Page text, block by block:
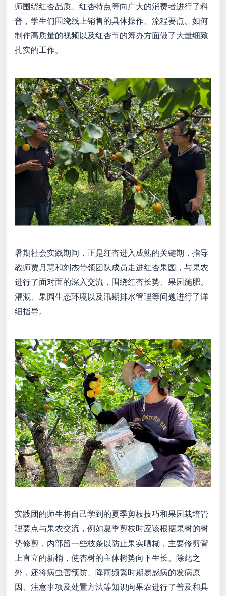
师围绕红杏品质、红杏特点等向广大的消费者进行了科
普，学生们围绕线上销售的具体操作、流程要点、如何
制作高质量的视频以及红杏节的筹办方面做了大量细致
扎实的工作。
暑期社会实践期间，正是红杏进入成熟的关键期，指导
教师贾月慧和刘杰带领团队成员走进红杏果园，与果农
进行了面对面的深入交流，围绕红杏长势、果园施肥、
灌溉、果园生态环境以及汛期排水管理等问题进行了详
细指导。
实践团的师生将自己学到的夏季剪枝技巧和果园栽培管
理要点与果农交流，例如夏季剪枝时应该根据果树的树
势修剪，内部留一些枝条以防止果实晒糊，主要修剪背
上直立的新梢，使杏树的主体树势向下生长。除此之
外，还将病虫害预防、降雨频繁时期易感病的发病原
因、注意事项及处置方法等知识向果农进行了普及和具